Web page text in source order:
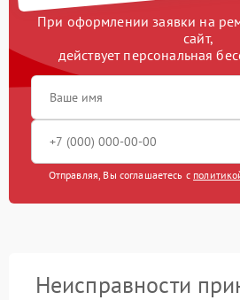
При оформлении заявки на
сайт,
действует персональная
Отправляя, Вы соглашаетесь с
Неисправности